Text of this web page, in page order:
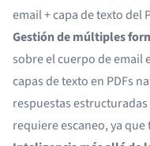
email + capa de texto del
Gestión de múltiples
sobre el cuerpo de email
capas de texto en PDFs
respuestas
requiere escaneo, ya